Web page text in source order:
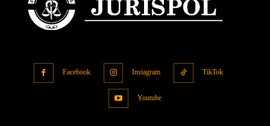
Facebook Instagram TikTok
Youtube